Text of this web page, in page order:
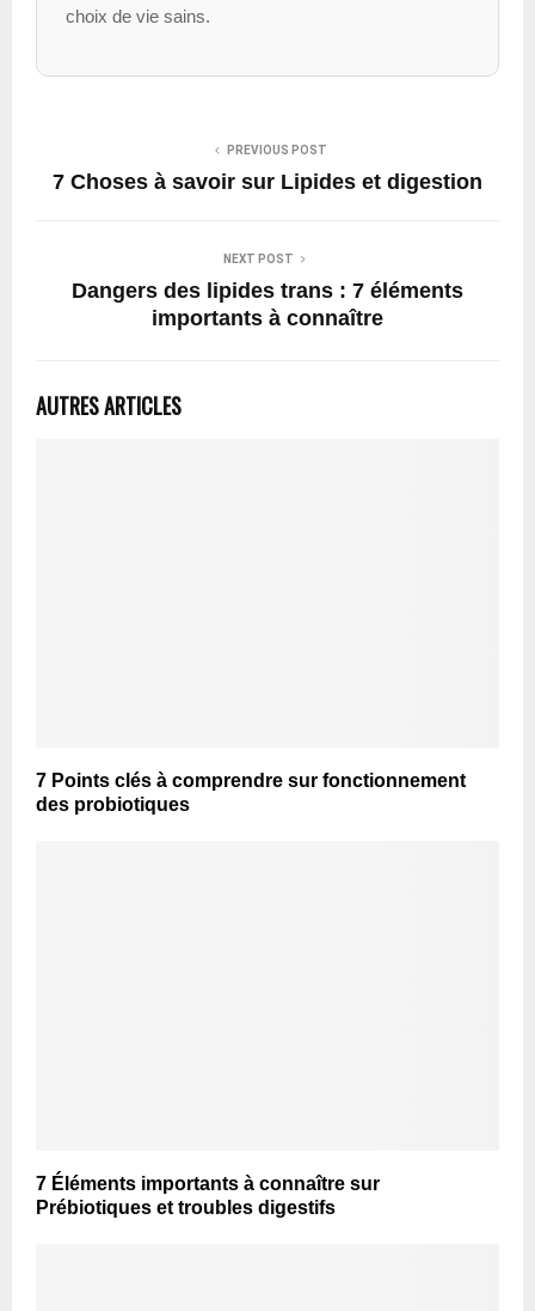
choix de vie sains.
PREVIOUS POST
7 Choses à savoir sur Lipides et digestion
NEXT POST
Dangers des lipides trans : 7 éléments
importants à connaître
AUTRES ARTICLES
7 Points clés à comprendre sur fonctionnement
des probiotiques
7 Éléments importants à connaître sur
Prébiotiques et troubles digestifs